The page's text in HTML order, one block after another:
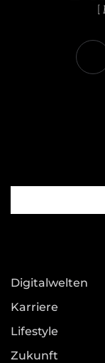
Digitalwelten
Karriere
Lifestyle
Zukunft